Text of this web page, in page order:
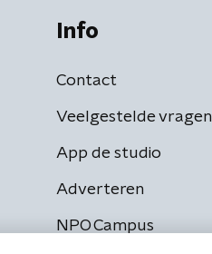
Info
Contact
Veelgestelde vragen
App de studio
Adverteren
NPO Campus